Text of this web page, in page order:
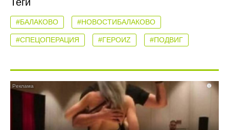
#БАЛАКОВО #НОВОСТИБАЛАКОВО
#СПЕЦОПЕРАЦИЯ #ГЕРОИZ #ПОДВИГ
i